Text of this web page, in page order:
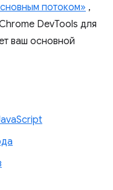
потоком» ,
DevTools для
ваш основной